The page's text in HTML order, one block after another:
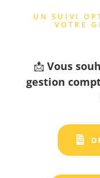
UN SUIVI
VOTRE
📩 Vous
gestion